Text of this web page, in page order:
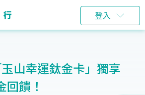
登入
山幸運鈦金卡」獨享
饋！